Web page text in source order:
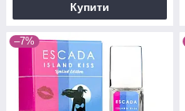
Купити
–7%